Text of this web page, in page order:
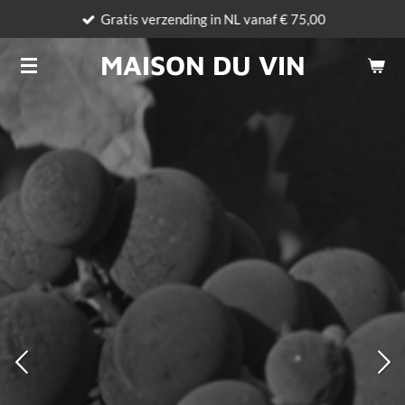
naar
MAISON DU VIN
Gratis verzending in NL vanaf € 75,00